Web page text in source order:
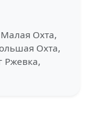
Малая Охта,
Охта,
Ржевка,